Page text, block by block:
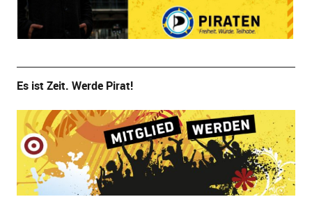
Es ist Zeit. Werde Pirat!